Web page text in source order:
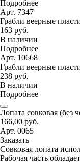
Подробнее
Арт. 7347
Грабли веерные
163 руб.
В наличии
Подробнее
Арт. 10668
Грабли веерные
238 руб.
В наличии
Подробнее
Лопата совковая (без
166,00 руб.
Арт. 0065
Заказать
Совковая лопата
Рабочая часть